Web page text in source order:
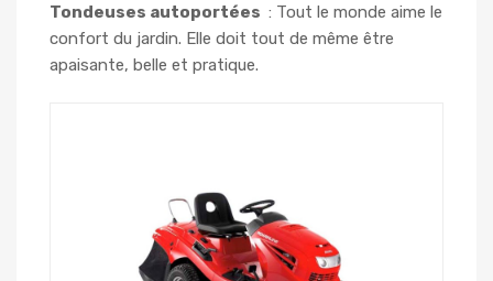
Tondeuses autoportées : Tout le monde aime le
confort du jardin. Elle doit tout de même être
apaisante, belle et pratique.